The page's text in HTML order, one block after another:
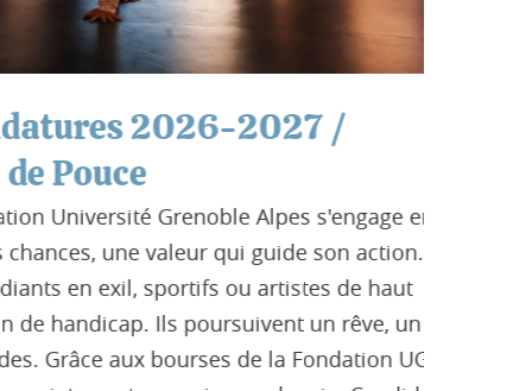
2026-2027 /
Grenoble Alpes s'engage en
une valeur qui guide son action. Ils
en exil, sportifs ou artistes de haut
Ils poursuivent un rêve, un
aux bourses de la Fondation UGA et